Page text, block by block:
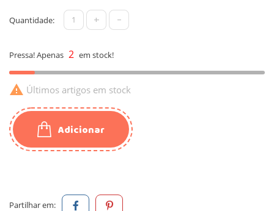
Quantidade: + -
Pressa! Apenas 2 em stock!
 Últimos artigos em stock
Adicionar
Partilhar em: